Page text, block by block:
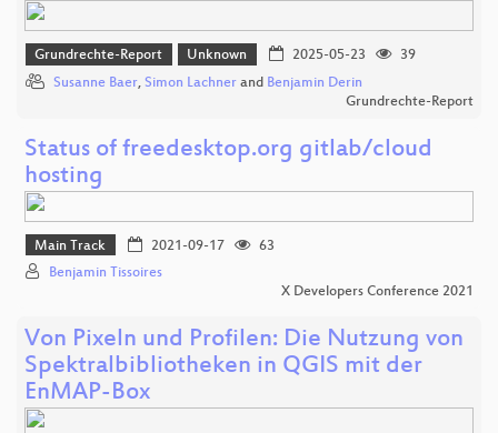
Grundrechte-Report Unknown 2025-05-23
39
Susanne Baer, Simon Lachner and Benjamin Derin
Grundrechte-Report
Status of freedesktop.org gitlab/cloud
hosting
Main Track 2021-09-17
63
Benjamin Tissoires
X Developers Conference 2021
Von Pixeln und Profilen: Die Nutzung von
Spektralbibliotheken in QGIS mit der
EnMAP-Box